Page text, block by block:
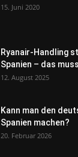
15. Juni 2020
Ryanair-Handling
Spanien – das
12. August 2025
Kann man den
Spanien machen?
20. Februar 2026